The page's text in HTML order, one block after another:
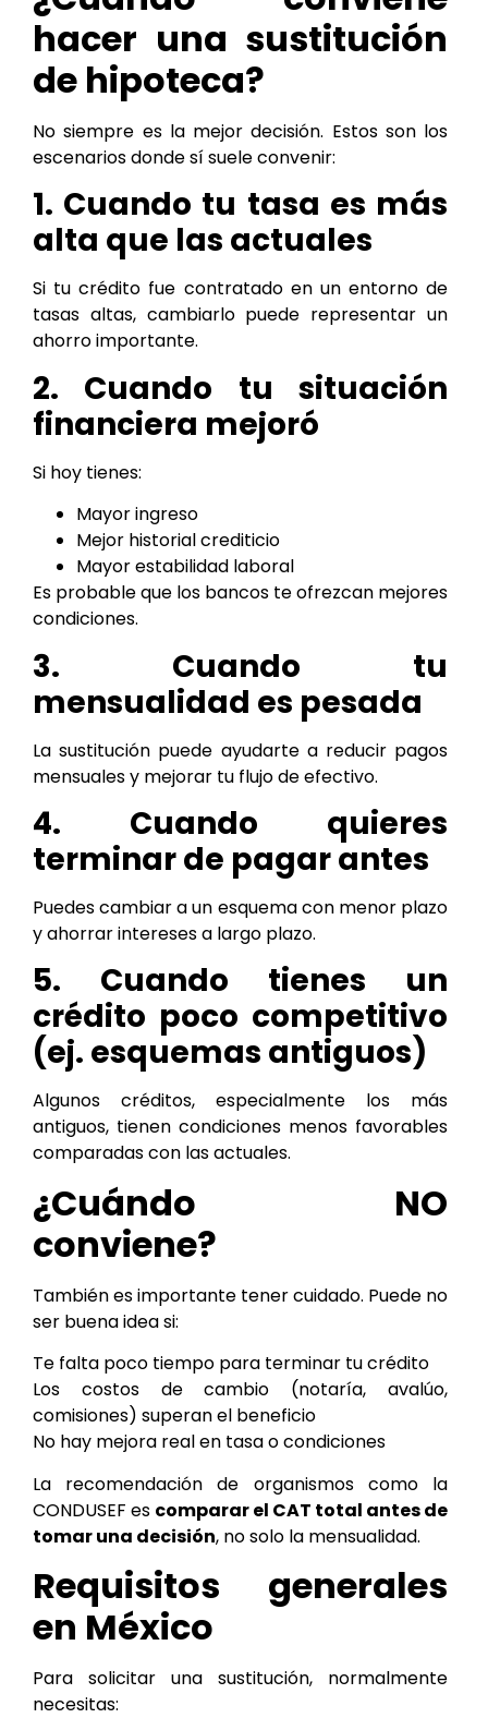
hacer una sustitución
de hipoteca?
No siempre es la mejor decisión. Estos son los
escenarios donde sí suele convenir:
1. Cuando tu tasa es más
alta que las actuales
Si tu crédito fue contratado en un entorno de
tasas altas, cambiarlo puede representar un
ahorro importante.
2. Cuando tu situación
financiera mejoró
Si hoy tienes:
Mayor ingreso
Mejor historial crediticio
Mayor estabilidad laboral
Es probable que los bancos te ofrezcan mejores
condiciones.
3. Cuando tu
mensualidad es pesada
La sustitución puede ayudarte a reducir pagos
mensuales y mejorar tu flujo de efectivo.
4. Cuando quieres
terminar de pagar antes
Puedes cambiar a un esquema con menor plazo
y ahorrar intereses a largo plazo.
5. Cuando tienes un
crédito poco competitivo
(ej. esquemas antiguos)
Algunos créditos, especialmente los más
antiguos, tienen condiciones menos favorables
comparadas con las actuales.
¿Cuándo NO
conviene?
También es importante tener cuidado. Puede no
ser buena idea si:
Te falta poco tiempo para terminar tu crédito
Los costos de cambio (notaría, avalúo,
comisiones) superan el beneficio
No hay mejora real en tasa o condiciones
La recomendación de organismos como la
CONDUSEF es comparar el CAT total antes de
tomar una decisión, no solo la mensualidad.
Requisitos generales
en México
Para solicitar una sustitución, normalmente
necesitas: